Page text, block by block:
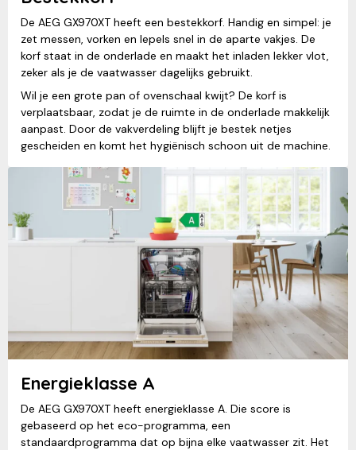
De AEG GX970XT heeft een bestekkorf. Handig en simpel: je
zet messen, vorken en lepels snel in de aparte vakjes. De
korf staat in de onderlade en maakt het inladen lekker vlot,
zeker als je de vaatwasser dagelijks gebruikt.
Wil je een grote pan of ovenschaal kwijt? De korf is
verplaatsbaar, zodat je de ruimte in de onderlade makkelijk
aanpast. Door de vakverdeling blijft je bestek netjes
gescheiden en komt het hygiënisch schoon uit de machine.
Energieklasse A
De AEG GX970XT heeft energieklasse A. Die score is
gebaseerd op het eco-programma, een
standaardprogramma dat op bijna elke vaatwasser zit. Het